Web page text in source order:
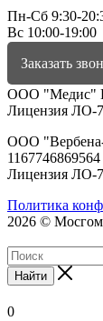
Пн-Сб 9:30-
Вс 10:00-19:00
Заказать
ООО "Медис"
Лицензия ЛО-
ООО
1167746869564
Лицензия ЛО-
Политика
2026 ©
Найти
0